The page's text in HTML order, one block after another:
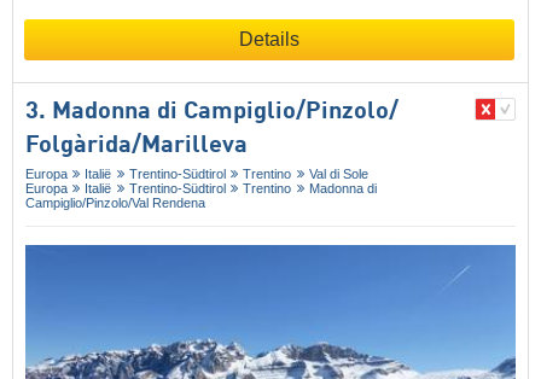
Details
3. Madonna di Campiglio/​Pinzolo/​
Folgàrida/​Marilleva
Europa Italië Trentino-Südtirol Trentino
Val di Sole
Europa
Italië Trentino-Südtirol Trentino
Madonna di
Campiglio/​Pinzolo/​Val Rendena